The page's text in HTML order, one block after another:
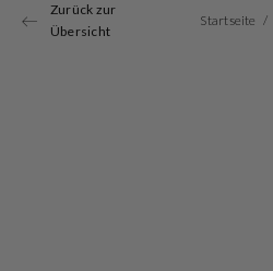
Zurück zur
Übersicht
Startseite